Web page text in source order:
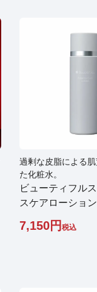
過剰な皮脂による
た化粧水。
ビューティフル
スケアローション
7,150 税込